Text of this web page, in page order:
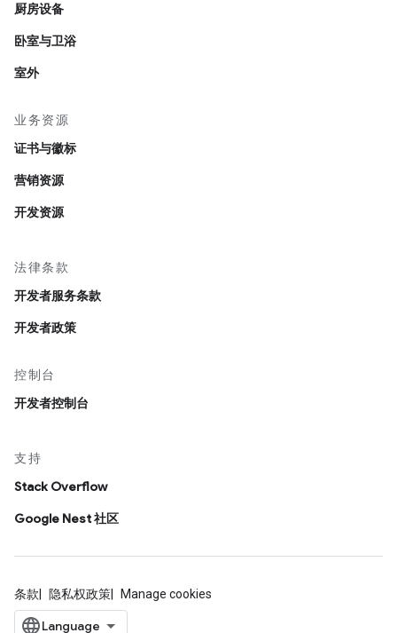
厨房设备
卧室与卫浴
室外
业务资源
证书与徽标
营销资源
开发资源
法律条款
开发者服务条款
开发者政策
控制台
开发者控制台
支持
Stack Overflow
Google Nest 社区
条款 隐私权政策 Manage cookies